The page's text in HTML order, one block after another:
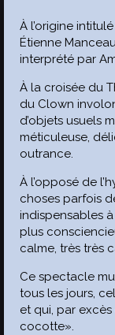
À l’origine
Étienne
interprété par
À la croisée du
du Clown
d’objets usuels
méticuleuse,
outrance.
À l’opposé de
choses parfois
indispensables
plus
calme, très très
Ce spectacle
tous les jours,
et qui, par
cocotte».